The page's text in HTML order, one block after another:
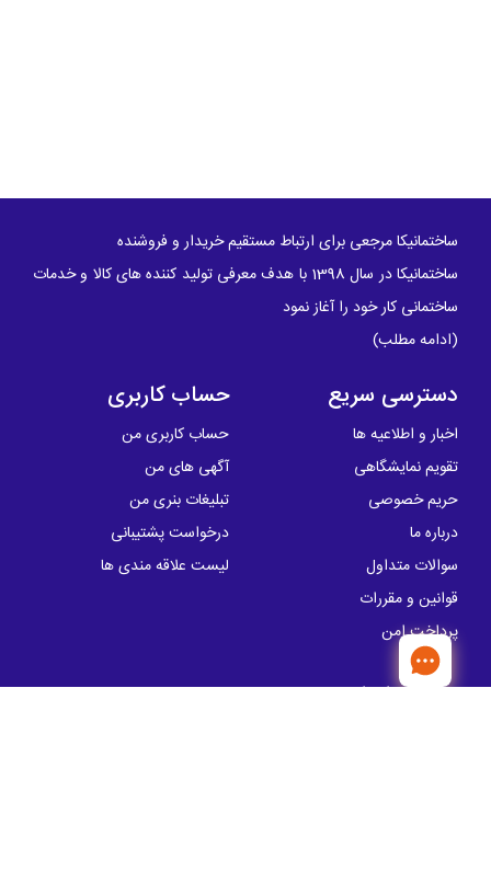
ساختمانیکا مرجعی برای ارتباط مستقیم خریدار و فروشنده
ساختمانیکا در سال 1398 با هدف معرفی تولید کننده های کالا و خدمات
ساختمانی کار خود را آغاز نمود
(ادامه مطلب)
دسترسی سریع
اخبار و اطلاعیه ها
تقویم نمایشگاهی
حریم خصوصی
درباره ما
سوالات متداول
قوانین و مقررات
پرداخت امن
حساب کاربری
حساب کاربری من
آگهی های من
تبلیغات بنری من
درخواست پشتیبانی
لیست علاقه مندی ها
تماس با ما